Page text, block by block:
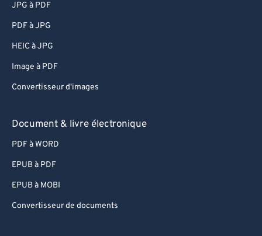
JPG à PDF
PDF à JPG
HEIC à JPG
Image à PDF
Convertisseur d'images
Document & livre électronique
PDF à WORD
EPUB à PDF
EPUB à MOBI
Convertisseur de documents